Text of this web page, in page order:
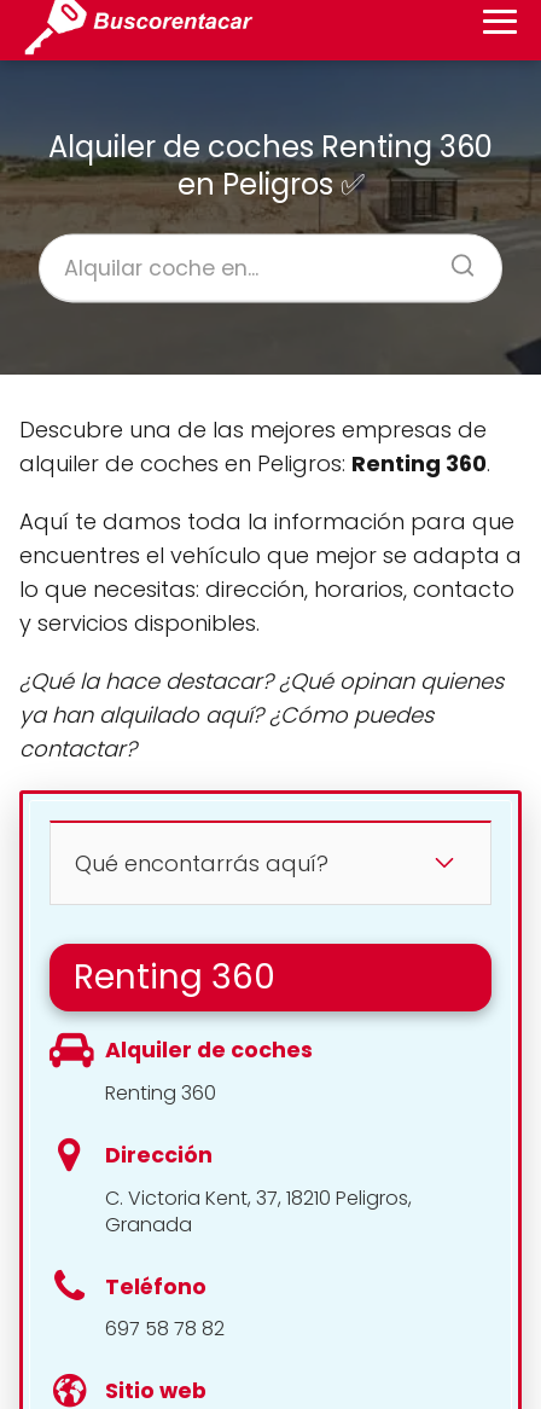
Alquiler de coches Renting 360
en Peligros ✅
Descubre una de las mejores empresas de
alquiler de coches en Peligros: Renting 360.
Aquí te damos toda la información para que
encuentres el vehículo que mejor se adapta a
lo que necesitas: dirección, horarios, contacto
y servicios disponibles.
¿Qué la hace destacar? ¿Qué opinan quienes
ya han alquilado aquí? ¿Cómo puedes
contactar?
Qué encontarrás aquí?
Renting 360
Alquiler de coches
Renting 360
Dirección
C. Victoria Kent, 37, 18210 Peligros,
Granada
Teléfono
697 58 78 82
Sitio web